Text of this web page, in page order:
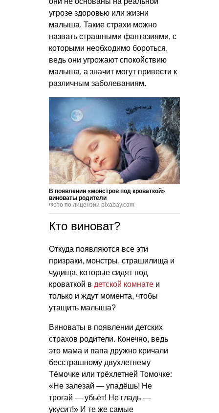
угрозе здоровью или жизни
малыша. Такие страхи можно
назвать страшными фантазиями, с
которыми необходимо бороться,
ведь они угрожают спокойствию
малыша, а значит могут привести к
различным заболеваниям.
В появлении «монстров под кроваткой»
виноваты родители
Фото по лицензии pixabay.com
Кто виноват?
Откуда появляются все эти
призраки, монстры, страшилища и
чудища, которые сидят под
кроваткой в детской комнате и
только и ждут момента, чтобы
утащить малыша?
Виноваты в появлении детских
страхов родители. Конечно, ведь
это мама и папа дружно кричали
бесстрашному двухлетнему
Тёмочке или трёхлетней Томочке:
«Не залезай — упадёшь! Не
трогай — убьёт! Не гладь —
укусит!» И те же самые